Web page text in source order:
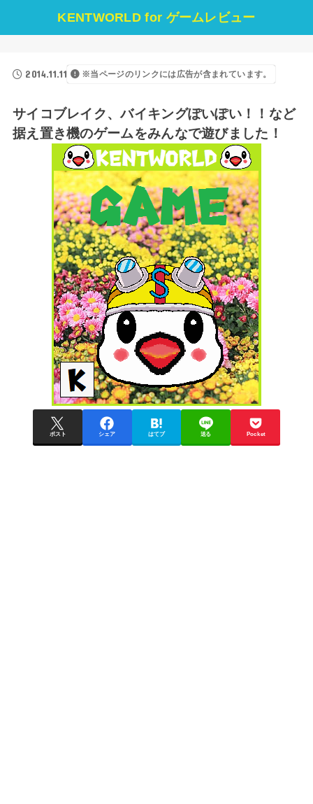
KENTWORLD for ゲームレビュー
2014.11.11 ※当ページのリンクには広告が含まれています。
サイコブレイク、バイキングぽいぽい！！など
据え置き機のゲームをみんなで遊びました！
ポスト シェア はてブ 送る Pocket